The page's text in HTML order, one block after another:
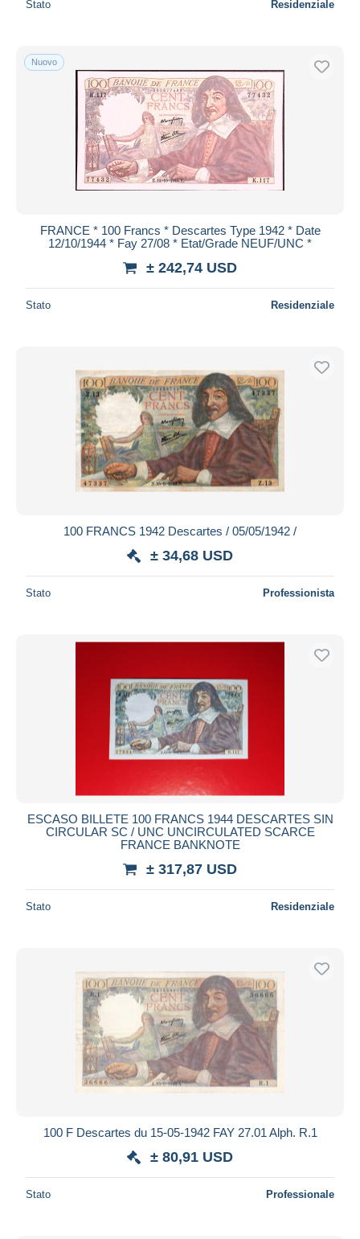
Stato Residenziale
Nuovo
FRANCE * 100 Francs * Descartes Type 1942 * Date
12/10/1944 * Fay 27/08 * Etat/Grade NEUF/UNC *
± 242,74 USD
Stato Residenziale
100 FRANCS 1942 Descartes / 05/05/1942 /
± 34,68 USD
Stato Professionista
ESCASO BILLETE 100 FRANCS 1944 DESCARTES SIN
CIRCULAR SC / UNC UNCIRCULATED SCARCE
FRANCE BANKNOTE
± 317,87 USD
Stato Residenziale
100 F Descartes du 15-05-1942 FAY 27.01 Alph. R.1
± 80,91 USD
Stato Professionale